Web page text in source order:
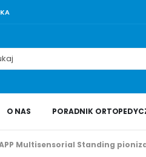
O NAS PORADNIK
Multisensorial Standing